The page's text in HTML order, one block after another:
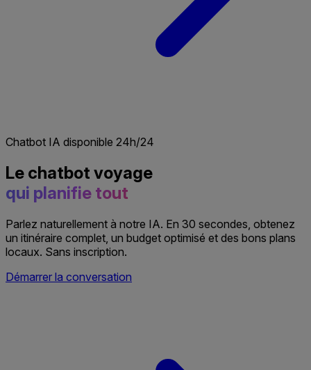
Chatbot IA disponible 24h/24
Le chatbot voyage
qui planifie tout
Parlez naturellement à notre IA. En 30 secondes, obtenez
un itinéraire complet, un budget optimisé et des bons plans
locaux. Sans inscription.
Démarrer la conversation